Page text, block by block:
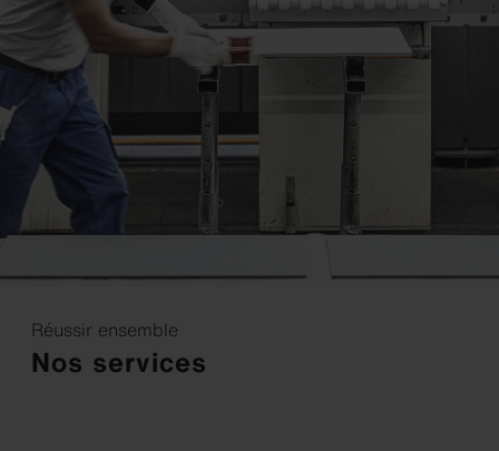
Services
Entreprise
Inspiration
Sustainability
Demandez un échantillon
Réussir ensemble
Nos services